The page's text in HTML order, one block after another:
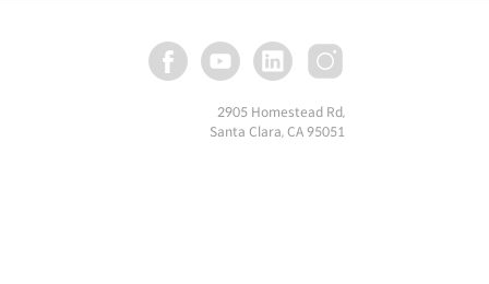
2905 Homestead Rd,
Santa Clara, CA 95051